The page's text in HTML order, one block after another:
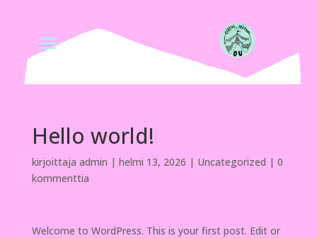
Hello world!
kirjoittaja admin | helmi 13, 2026 | Uncategorized | 0
kommenttia
Welcome to WordPress. This is your first post. Edit or